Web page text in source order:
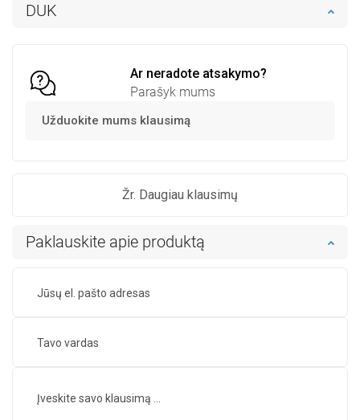
DUK
Ar neradote atsakymo?
Parašyk mums
Užduokite mums klausimą
Žr. Daugiau klausimų
Paklauskite apie produktą